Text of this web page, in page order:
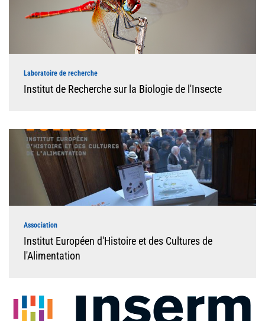
Laboratoire de recherche
Institut de Recherche sur la Biologie de l'Insecte
Association
Institut Européen d'Histoire et des Cultures de
l'Alimentation